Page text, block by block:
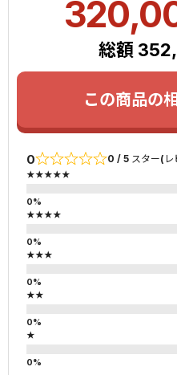
総額
この商品の
0 0 / 5 スター(レ
★★★★★
★★★★
★★★
★★
★